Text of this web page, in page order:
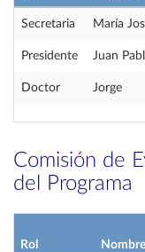
Secretaria María
Presidente Juan
Doctor Jorge
Comisión de
del Programa
Rol Nombre